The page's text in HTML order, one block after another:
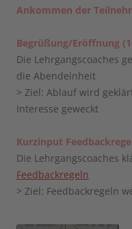
Ankommen der
Begrüßung/Eröffnung
Die Lehrgangscoaches
die Abendeinheit
> Ziel: Ablauf wird
Interesse geweckt
Kurzinput
Die Lehrgangscoaches
Feedbackregeln
> Ziel: Feedbackregeln